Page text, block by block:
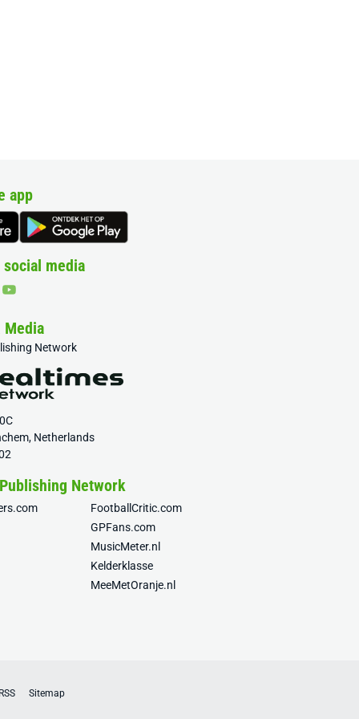
app
media
Media
Network
Netherlands
Network
FootballCritic.com
GPFans.com
MusicMeter.nl
Kelderklasse
MeeMetOranje.nl
Sitemap